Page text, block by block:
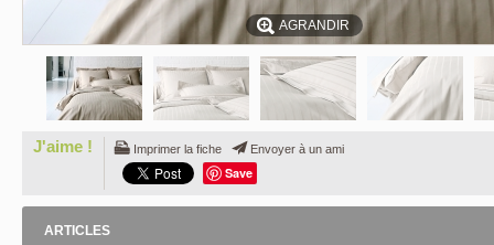
AGRANDIR
J'aime ! Imprimer la fiche Envoyer à un ami
Save
ARTICLES